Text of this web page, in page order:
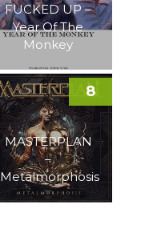
FUCKED UP –
Year Of The
Monkey
MASTERPLAN
–
Metalmorphosis
8